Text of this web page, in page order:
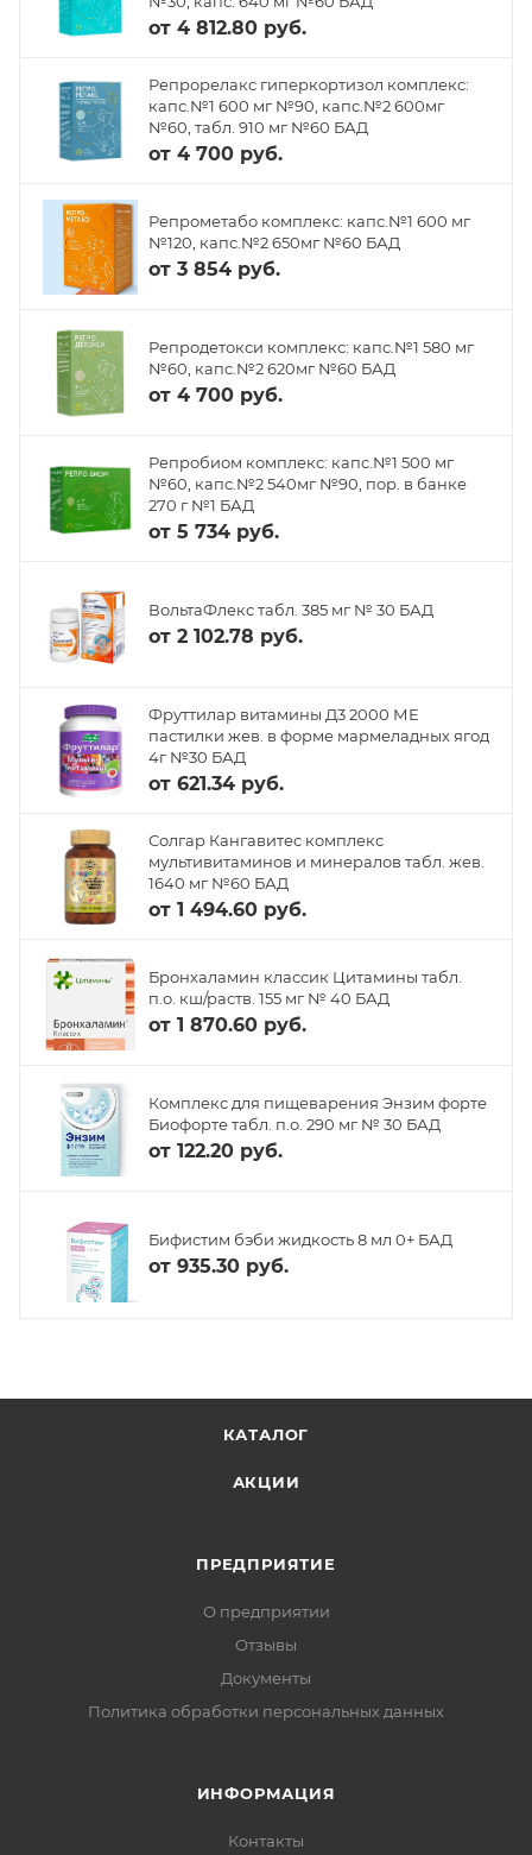
от 4 812.80 руб.
Репрорелакс гиперкортизол комплекс:
капс.№1 600 мг №90, капс.№2 600мг
№60, табл. 910 мг №60 БАД
от 4 700 руб.
Репрометабо комплекс: капс.№1 600 мг
№120, капс.№2 650мг №60 БАД
от 3 854 руб.
Репродетокси комплекс: капс.№1 580 мг
№60, капс.№2 620мг №60 БАД
от 4 700 руб.
Репробиом комплекс: капс.№1 500 мг
№60, капс.№2 540мг №90, пор. в банке
270 г №1 БАД
от 5 734 руб.
ВольтаФлекс табл. 385 мг № 30 БАД
от 2 102.78 руб.
Фруттилар витамины Д3 2000 МЕ
пастилки жев. в форме мармеладных ягод
4г №30 БАД
от 621.34 руб.
Солгар Кангавитес комплекс
мультивитаминов и минералов табл. жев.
1640 мг №60 БАД
от 1 494.60 руб.
Бронхаламин классик Цитамины табл.
п.о. кш/раств. 155 мг № 40 БАД
от 1 870.60 руб.
Комплекс для пищеварения Энзим форте
Биофорте табл. п.о. 290 мг № 30 БАД
от 122.20 руб.
Бифистим бэби жидкость 8 мл 0+ БАД
от 935.30 руб.
КАТАЛОГ
АКЦИИ
ПРЕДПРИЯТИЕ
О предприятии
Отзывы
Документы
Политика обработки персональных данных
ИНФОРМАЦИЯ
Контакты